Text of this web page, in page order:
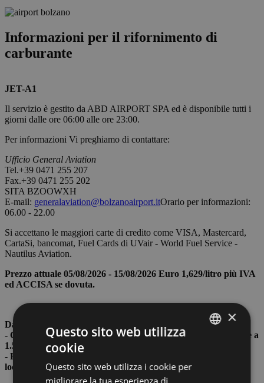
Informazioni per il rifornimento di
carburante
JET-A1
Il servizio è gestito da ABD AIRPORT SPA ed è disponibile tutti i
giorni dalle ore 06:00 alle ore 23:00.
Per informazioni Vi preghiamo di contattare:
Ufficio General Aviation
Tel.+39 0471 255 207
Fax.+39 0471 255 202
SITA BZOOWXH
E-mail: generalaviation@bolzanoairport.itOrario per informazioni:
06.00 - 22.00
Si accettano le maggiori carte di credito come VISA, Mastercard,
CartaSi, bancomat, Fuel Cards di UVair - World Fuel Service -
Nautilus Aviation.
Prezzo attuale 05/08/2026 - 15/08/2026 Euro 1,629/litro più IVA
ed ACCISA se dovuta.
Dal 01/01/2025 si applicano inoltre le seguenti tariffe:
- Corrispettivo per quantitativo ridotto (rifornimento inferiore a
1.500 litri): € 100,00
- Rifornimento effettuato tra le ore 20:00 e le ore 08:00 (ora
locale): € 50,00
×
Questo sito web utilizza
cookie
Questo sito web utilizza i cookie per
migliorare la tua esperienza di